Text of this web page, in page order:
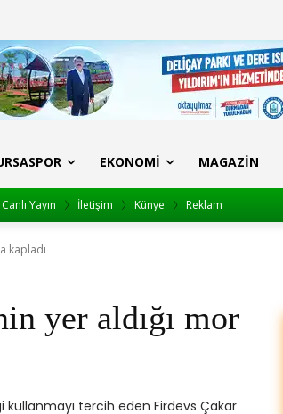
EKONOMI MAGAZIN
Canlı Yayın İletişim Künye Reklam
kapladı
yer aldığı mor
kullanmayı tercih eden Firdevs Çakar